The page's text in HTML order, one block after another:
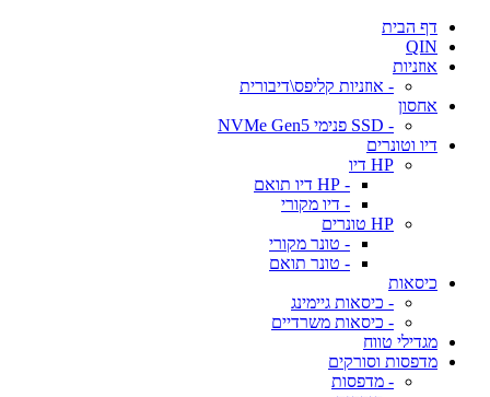
דף הבית
QIN
אוזניות
- אוזניות קליפס\דיבורית
אחסון
- SSD פנימי NVMe Gen5
דיו וטונרים
HP דיו
- HP דיו תואם
- דיו מקורי
HP טונרים
- טונר מקורי
- טונר תואם
כיסאות
- כיסאות גיימינג
- כיסאות משרדיים
מגדילי טווח
מדפסות וסורקים
- מדפסות